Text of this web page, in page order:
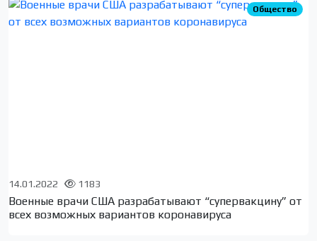
Общество
14.01.2022 1183
Военные врачи США разрабатывают “супервакцину” от
всех возможных вариантов коронавируса